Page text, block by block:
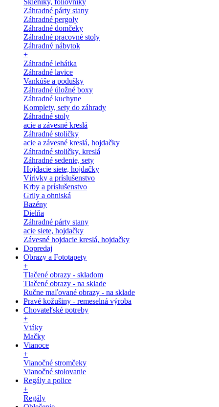
Skleníky, fóliovníky
Záhradné párty stany
Záhradné pergoly
Záhradné domčeky
Záhradné pracovné stoly
Záhradný nábytok
+
Záhradné lehátka
Záhradné lavice
Vankúše a podušky
Záhradné úložné boxy
Záhradné kuchyne
Komplety, sety do záhrady
Záhradné stoly
acie a závesné kreslá
Záhradné stoličky
acie a závesné kreslá, hojdačky
Záhradné stoličky, kreslá
Záhradné sedenie, sety
Hojdacie siete, hojdačky
Vírivky a príslušenstvo
Krby a príslušenstvo
Grily a ohniská
Bazény
Dielňa
Záhradné párty stany
acie siete, hojdačky
Závesné hojdacie kreslá, hojdačky
Dopredaj
Obrazy a Fototapety
+
Tlačené obrazy - skladom
Tlačené obrazy - na sklade
Ručne maľované obrazy - na sklade
Pravé kožušiny - remeselná výroba
Chovateľské potreby
+
Vtáky
Mačky
Vianoce
+
Vianočné stromčeky
Vianočné stolovanie
Regály a police
+
Regály